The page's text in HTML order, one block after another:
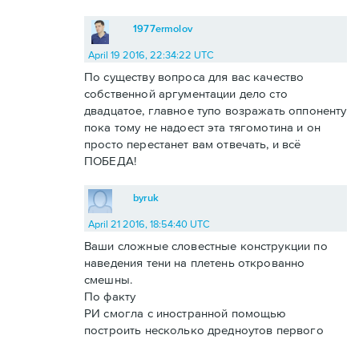
1977ermolov
April 19 2016, 22:34:22 UTC
По существу вопроса для вас качество
собственной аргументации дело сто
двадцатое, главное тупо возражать оппоненту
пока тому не надоест эта тягомотина и он
просто перестанет вам отвечать, и всё
ПОБЕДА!
byruk
April 21 2016, 18:54:40 UTC
Ваши сложные словестные конструкции по
наведения тени на плетень открованно
смешны.
По факту
РИ смогла с иностранной помощью
построить несколько дредноутов первого